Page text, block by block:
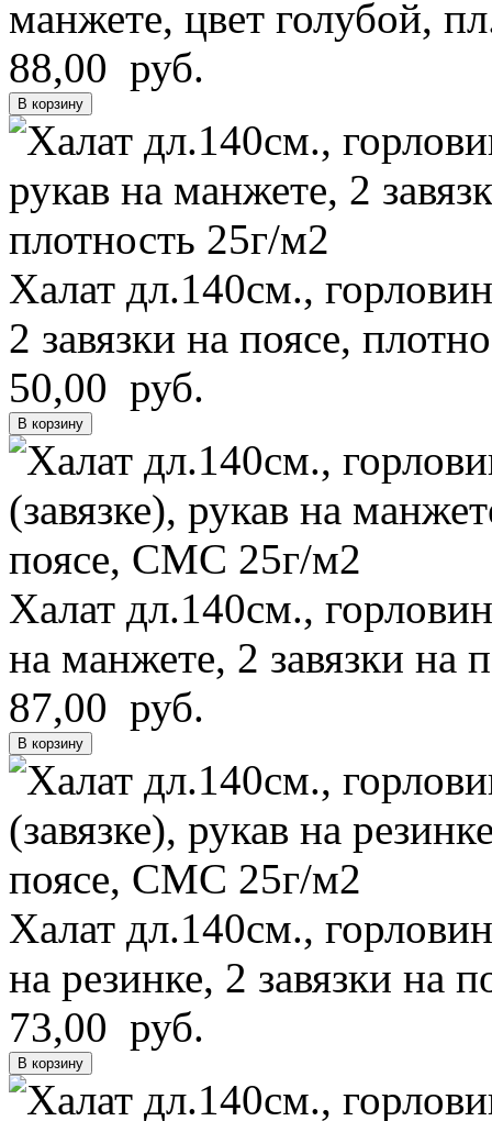
манжете, цвет голубой,
88,00 руб.
В корзину
Халат дл.140см.,
2 завязки на поясе,
50,00 руб.
В корзину
Халат дл.140см.,
на манжете, 2 завязки
87,00 руб.
В корзину
Халат дл.140см.,
на резинке, 2 завязки на
73,00 руб.
В корзину